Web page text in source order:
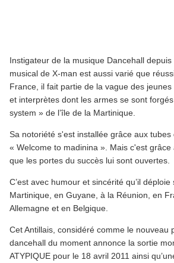
Instigateur de la musique Dancehall
musical de X-man est aussi varié que
France, il fait partie de la vague des
et interprètes dont les armes se sont
system » de l’île de la Martinique.
Sa notoriété s'est installée grâce aux
« Welcome to madinina ». Mais c'est
que les portes du succès lui sont ouvertes.
C’est avec humour et sincérité qu’il
Martinique, en Guyane, à la Réunion, en
Allemagne et en Belgique.
Cet Antillais, considéré comme le nouveau
dancehall du moment annonce la sortie
ATYPIQUE pour le 18 avril 2011 ainsi